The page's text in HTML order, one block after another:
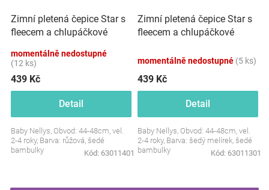
Zimní pletená čepice Star s
fleecem a chlupáčkové
sada, růžová
momentálně nedostupné
(12 ks)
439 Kč
Detail
Baby Nellys, Obvod: 44-48cm, vel.
2-4 roky, Barva: růžová, šedé
bambulky
Kód: 63011401
Zimní pletená čepice Star s
fleecem a chlupáčkové
sada, šedý melírek
momentálně nedostupné (5 ks)
439 Kč
Detail
Baby Nellys, Obvod: 44-48cm, vel.
2-4 roky, Barva: šedý melírek, šedé
bambulky
Kód: 63011301